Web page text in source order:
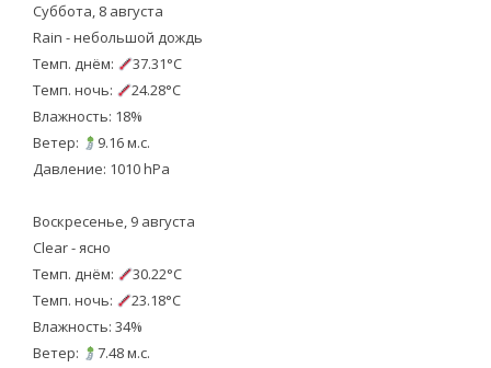
Суббота, 8 августа
Rain - небольшой дождь
Темп. днём:
37.31°C
Темп. ночь:
24.28°C
Влажность: 18%
Ветер:
9.16 м.с.
Давление: 1010 hPa
Воскресенье, 9 августа
Clear - ясно
Темп. днём:
30.22°C
Темп. ночь:
23.18°C
Влажность: 34%
Ветер:
7.48 м.с.